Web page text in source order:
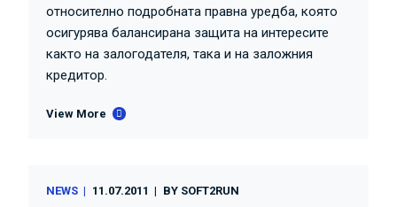
относително подробната правна уредба, която
осигурява балансирана защита на интересите
както на залогодателя, така и на заложния
кредитор.
View More
NEWS 11.07.2011 BY SOFT2RUN